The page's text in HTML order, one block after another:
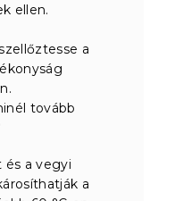
ellen.
a
tovább
és a vegyi
a